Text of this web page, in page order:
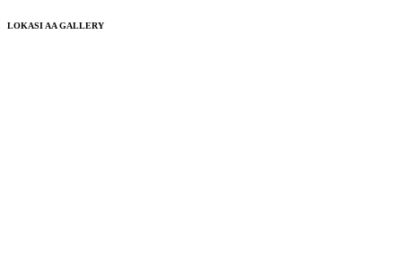
LOKASI AA GALLERY